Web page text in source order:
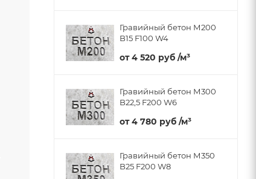
Гравийный бетон М200
B15 F100 W4
от4 520 руб /м³
Гравийный бетон М300
B22,5 F200 W6
от4 780 руб /м³
Гравийный бетон М350
B25 F200 W8